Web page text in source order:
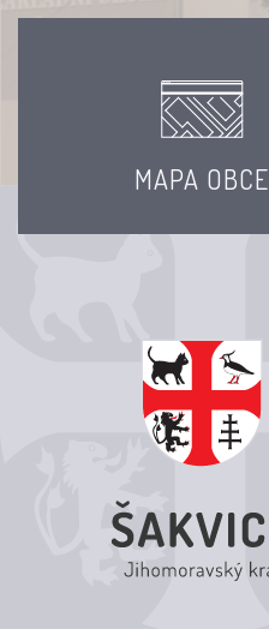
MAPA OBCE